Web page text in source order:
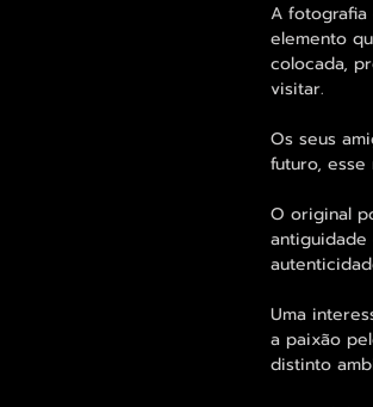
A fotografia
elemento
colocada,
visitar.
Os seus
futuro,
O original
Uma
a paixão
distinto